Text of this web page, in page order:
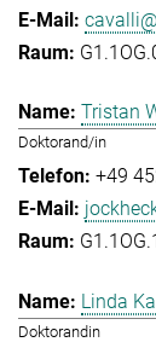
Tristan
Doktorand/in
+49
Linda
Doktorandin